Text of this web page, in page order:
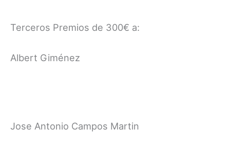
Terceros Premios de 300€ a:
Albert Giménez
Jose Antonio Campos Martin